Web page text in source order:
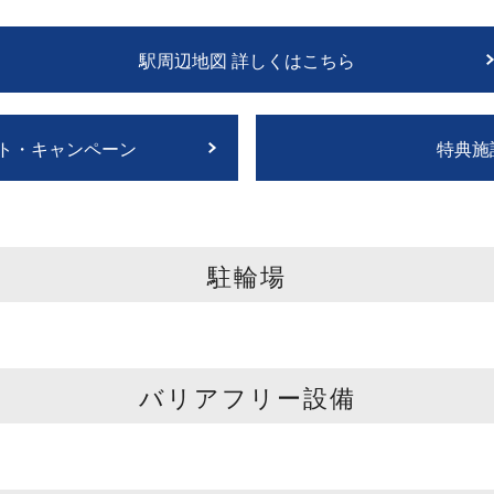
駅周辺地図 詳しくはこちら
・キャンペーン 特典施
駐輪場
バリアフリー設備